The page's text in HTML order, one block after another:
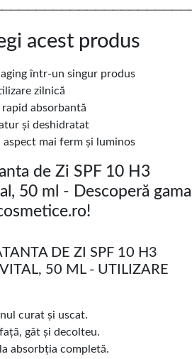
acest produs
într-un singur produs
zilnică
absorbantă
și deshidratat
mai ferm și luminos
de Zi SPF 10 H3
50 ml - Descoperă gama
DE ZI SPF 10 H3
50 ML - UTILIZARE
curat și uscat.
gât și decolteu.
absorbția completă.